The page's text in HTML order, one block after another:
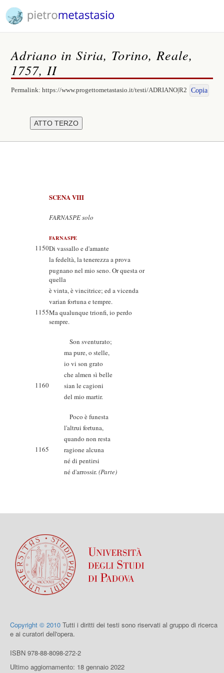
Adriano in Siria, Torino, Reale,
1757, II
Permalink:https://www.progettometastasio.it/testi/ADRIANO|R2 Copia
SCENA VIII
FARNASPE solo
FARNASPE
1150Di vassallo e d'amante
la fedeltà, la tenerezza a prova
pugnano nel mio seno. Or questa or
quella
è vinta, è vincitrice; ed a vicenda
varian fortuna e tempre.
1155Ma qualunque trionfi, io perdo
sempre.
Son sventurato;
ma pure, o stelle,
io vi son grato
che almen sì belle
1160
sian le cagioni
del mio martir.
Poco è funesta
l'altrui fortuna,
quando non resta
1165
ragione alcuna
né di pentirsi
né d'arrossir.(Parte)
Copyright © 2010 Tutti i diritti dei testi sono riservati al gruppo di ricerca
e ai curatori dell'opera.
ISBN 978-88-8098-272-2
Ultimo aggiornamento: 18 gennaio 2022